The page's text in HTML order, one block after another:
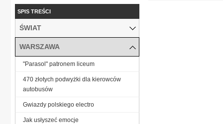
SPIS TREŚCI
ŚWIAT
WARSZAWA
"Parasol" patronem liceum
470 złotych podwyżki dla kierowców
autobusów
Gwiazdy polskiego electro
Jak usłyszeć emocje